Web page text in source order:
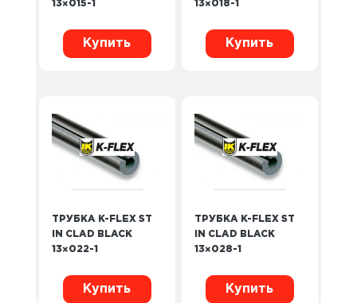
13×015-1
Купить
13×018-1
Купить
ТРУБКА K-FLEX ST
IN CLAD BLACK
13×022-1
Купить
ТРУБКА K-FLEX ST
IN CLAD BLACK
13×028-1
Купить